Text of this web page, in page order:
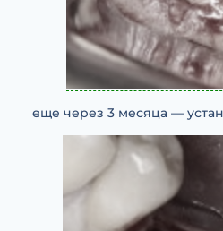
еще через 3 месяца —